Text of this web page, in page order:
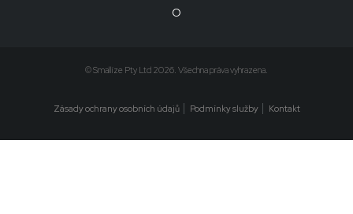
O
© Smallize Pty Ltd 2026. Všechna práva vyhrazena.
Zásady ochrany osobních údajů Podmínky služby Kontakt